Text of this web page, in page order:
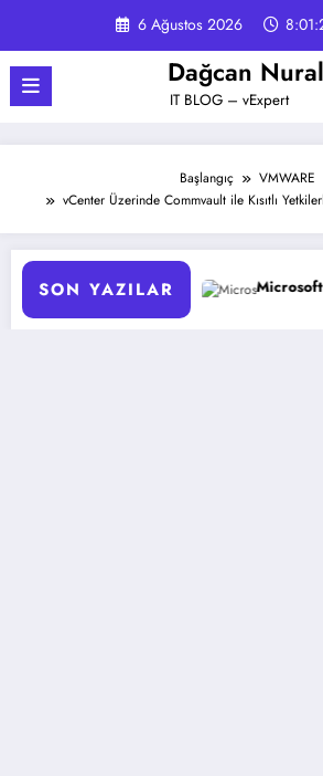
6 Ağustos 2026
Dağcan Nural
IT BLOG – vExpert
Başlangıç
VMWARE
vCenter Üzerinde Commvault ile Kısıtlı
SON YAZILAR
Microsoft 365 Copilot: Yeni Özellikler ve